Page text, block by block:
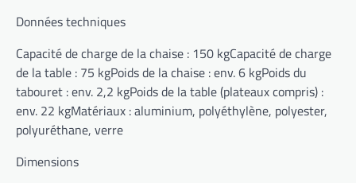
Données techniques
Capacité de charge de la chaise : 150 kgCapacité de charge
de la table : 75 kgPoids de la chaise : env. 6 kgPoids du
tabouret : env. 2,2 kgPoids de la table (plateaux compris) :
env. 22 kgMatériaux : aluminium, polyéthylène, polyester,
polyuréthane, verre
Dimensions